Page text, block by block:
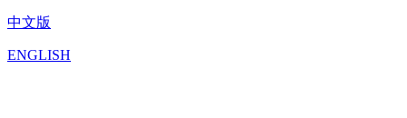
中文版
ENGLISH